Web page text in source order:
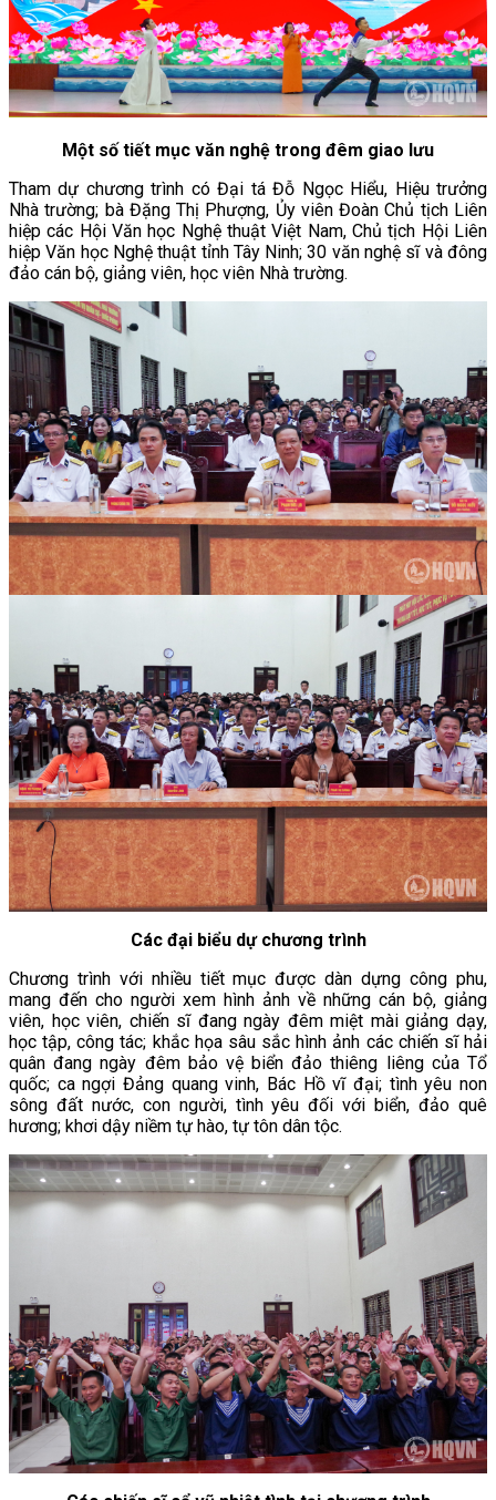
Một số tiết mục văn nghệ trong đêm giao lưu
Tham dự chương trình có Đại tá Đỗ Ngọc Hiểu, Hiệu trưởng
Nhà trường; bà Đặng Thị Phượng, Ủy viên Đoàn Chủ tịch Liên
hiệp các Hội Văn học Nghệ thuật Việt Nam, Chủ tịch Hội Liên
hiệp Văn học Nghệ thuật tỉnh Tây Ninh; 30 văn nghệ sĩ và đông
đảo cán bộ, giảng viên, học viên Nhà trường.
Các đại biểu dự chương trình
Chương trình với nhiều tiết mục được dàn dựng công phu,
mang đến cho người xem hình ảnh về những cán bộ, giảng
viên, học viên, chiến sĩ đang ngày đêm miệt mài giảng dạy,
học tập, công tác; khắc họa sâu sắc hình ảnh các chiến sĩ hải
quân đang ngày đêm bảo vệ biển đảo thiêng liêng của Tổ
quốc; ca ngợi Đảng quang vinh, Bác Hồ vĩ đại; tình yêu non
sông đất nước, con người, tình yêu đối với biển, đảo quê
hương; khơi dậy niềm tự hào, tự tôn dân tộc.